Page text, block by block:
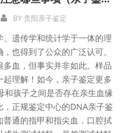
BY贵阳亲子鉴定
遗传学和统计学于一体的理
也得到了公众的广泛认可。
血，但事实并非如此。样品
理解！如今，亲子鉴定更多
和孩子之间是否存在亲生血缘
正规鉴定中心的DNA亲子鉴
通的指甲和指尖血．口腔拭